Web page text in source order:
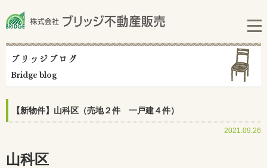
ブリッジブログ
Bridge blog
【新物件】山科区（売地２件 一戸建４件）
2021.09.26
山科区